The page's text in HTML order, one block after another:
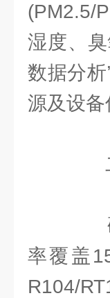
(PM2.5/
湿度、
数据分
源及设备
二
硬
率覆盖
R104/